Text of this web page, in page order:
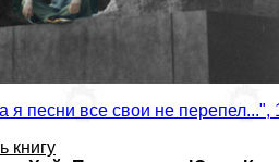
я песни все свои не перепел...",
книгу